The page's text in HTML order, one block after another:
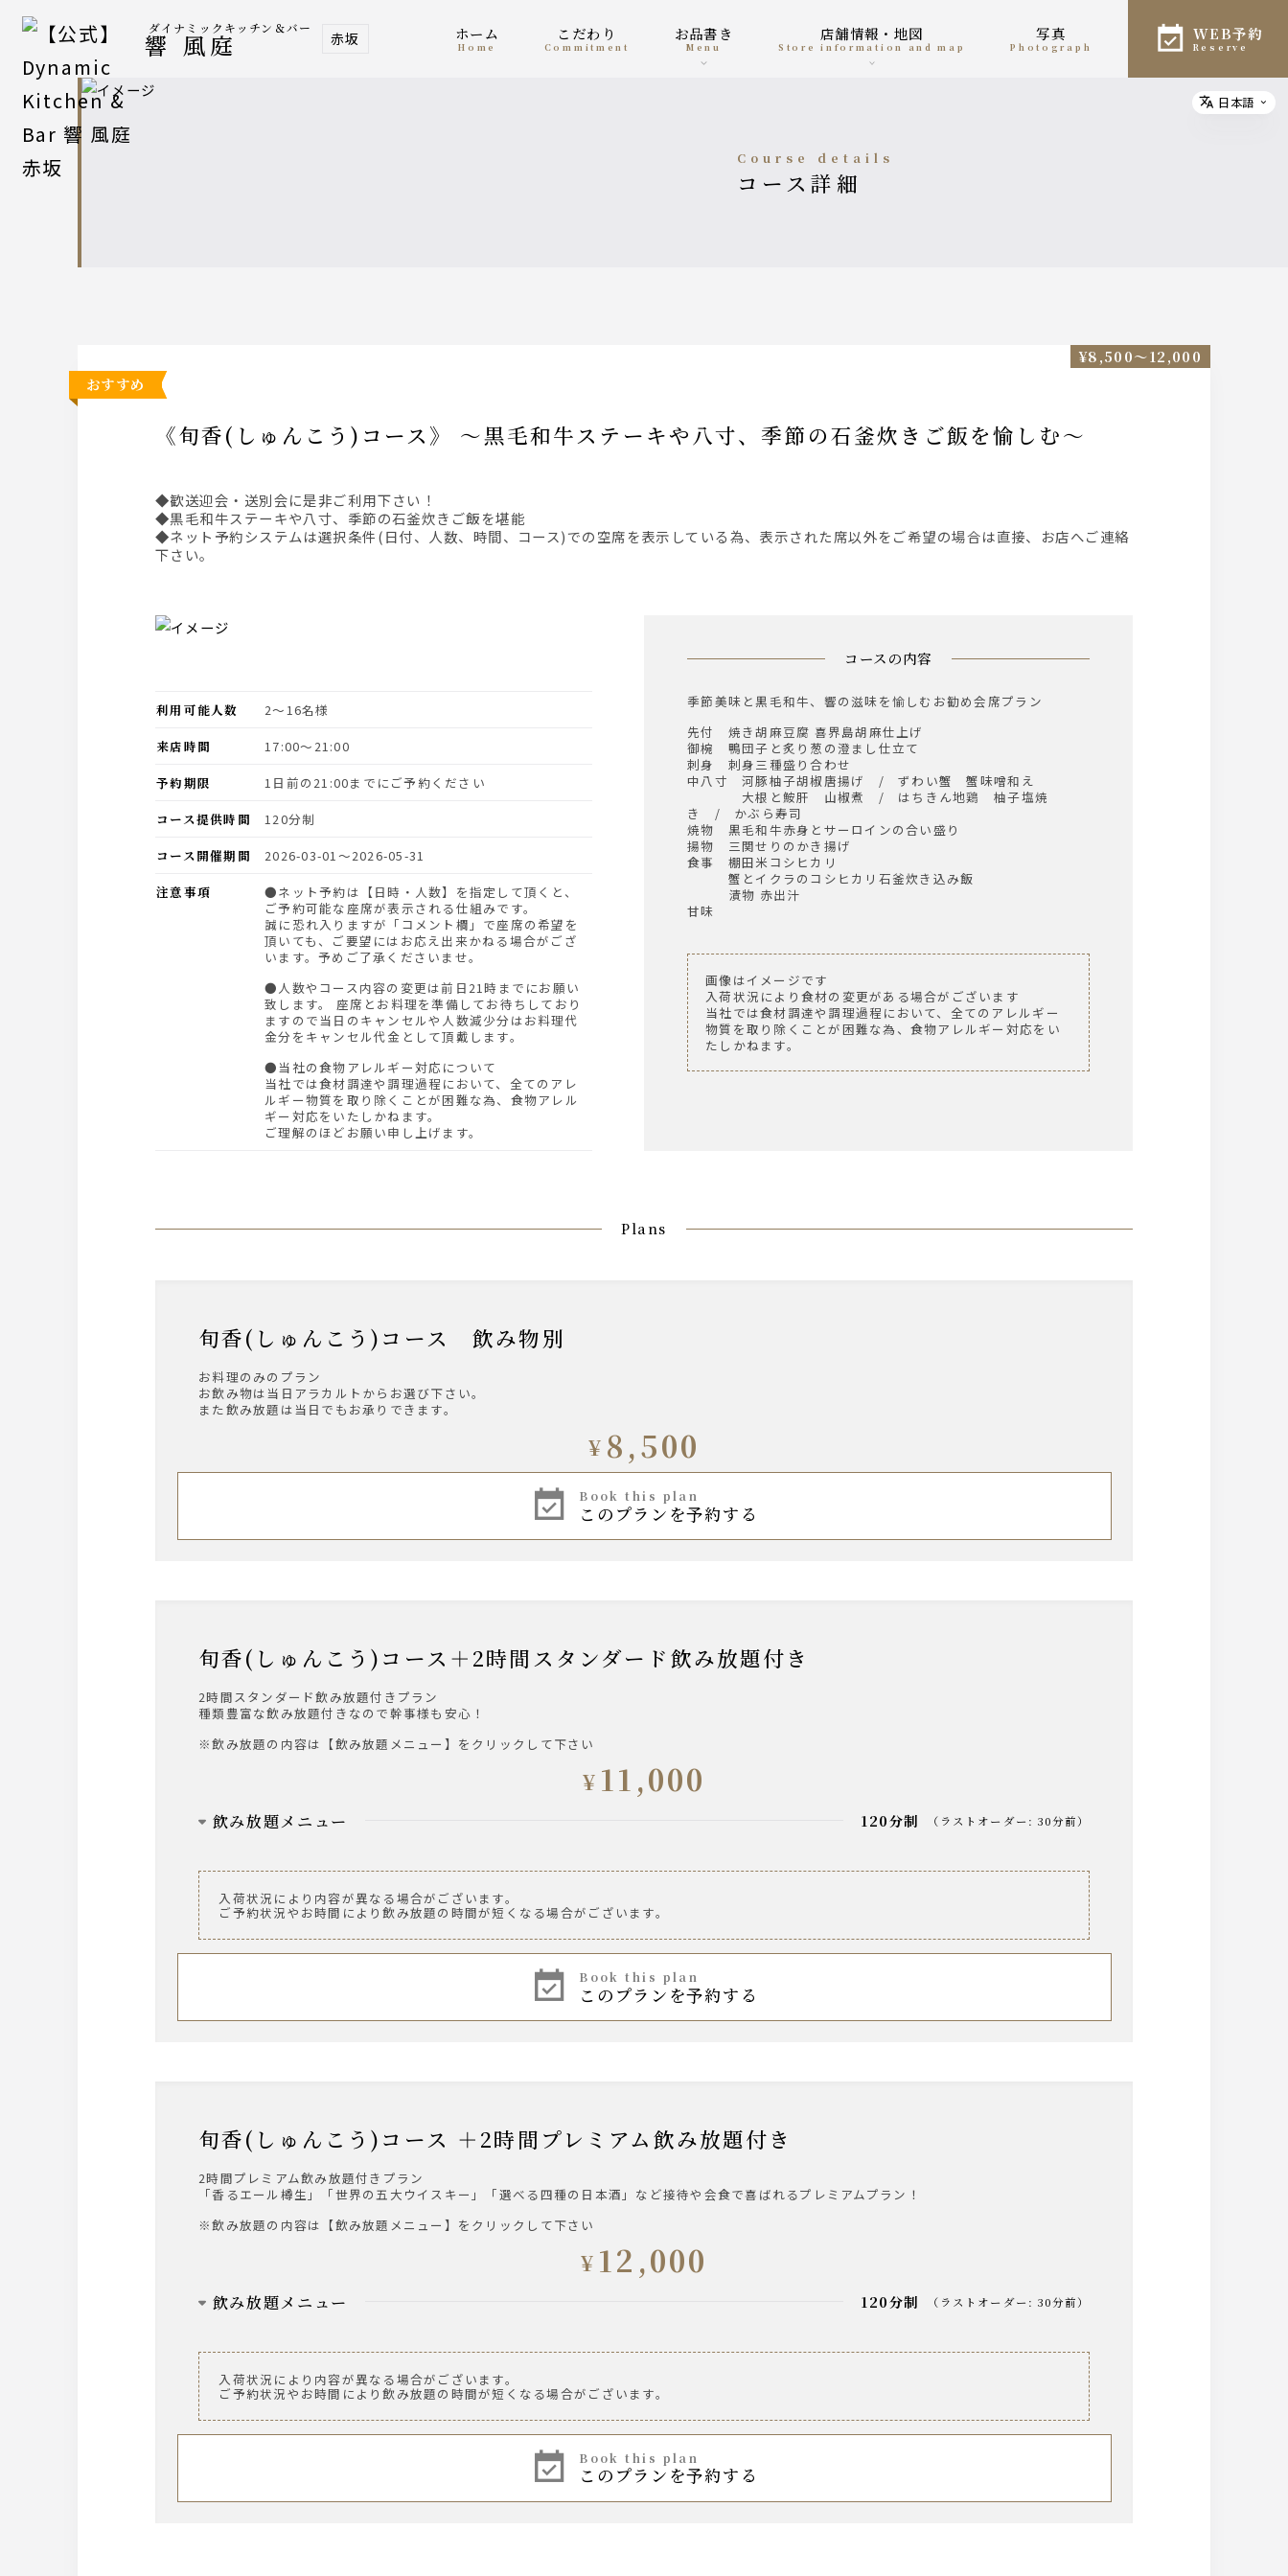
ダイナミックキッチン＆バー
響 風庭 赤坂 ホーム
home
こだわり
Commitment
お品書き
menu
店舗情報・地図
Store information and map
写真
photograph
WEB予約
reserve
course details
コース詳細
おすすめ
《旬香(しゅんこう)コース》 ～黒毛和牛ステーキや八寸、季節の石釜炊きご飯を愉しむ～
◆歓送迎会・送別会に是非ご利用下さい！
◆黒毛和牛ステーキや八寸、季節の石釜炊きご飯を堪能
◆ネット予約システムは選択条件(日付、人数、時間、コース)での空席を表示している為、表示された席以外をご希望の場合は直接、お店へご連絡
下さい。
¥8,500〜12,000
コースの内容
季節美味と黒毛和牛、響の滋味を愉しむお勧め会席プラン
先付 焼き胡麻豆腐 喜界島胡麻仕上げ
御椀 鴨団子と炙り葱の澄まし仕立て
刺身 刺身三種盛り合わせ
中八寸 河豚柚子胡椒唐揚げ / ずわい蟹 蟹味噌和え
大根と鮟肝 山椒煮 / はちきん地鶏 柚子塩焼
き / かぶら寿司
焼物 黒毛和牛赤身とサーロインの合い盛り
揚物 三関せりのかき揚げ
食事 棚田米コシヒカリ
蟹とイクラのコシヒカリ石釜炊き込み飯
漬物 赤出汁
甘味
画像はイメージです
入荷状況により食材の変更がある場合がございます
当社では食材調達や調理過程において、全てのアレルギー
物質を取り除くことが困難な為、食物アレルギー対応をい
たしかねます。
利用可能人数
2〜16名様
来店時間
17:00〜21:00
予約期限
1日前の21:00までにご予約ください
コース提供時間
120分制
コース開催期間
2026-03-01〜2026-05-31
注意事項
●ネット予約は【日時・人数】を指定して頂くと、
ご予約可能な座席が表示される仕組みです。
誠に恐れ入りますが「コメント欄」で座席の希望を
頂いても、ご要望にはお応え出来かねる場合がござ
います。予めご了承くださいませ。
●人数やコース内容の変更は前日21時までにお願い
致します。 座席とお料理を準備してお待ちしており
ますので当日のキャンセルや人数減少分はお料理代
金分をキャンセル代金として頂戴します。
●当社の食物アレルギー対応について
当社では食材調達や調理過程において、全てのアレ
ルギー物質を取り除くことが困難な為、食物アレル
ギー対応をいたしかねます。
ご理解のほどお願い申し上げます。
Plans
旬香(しゅんこう)コース 飲み物別
お料理のみのプラン
お飲み物は当日アラカルトからお選び下さい。
また飲み放題は当日でもお承りできます。
¥ 8,500
book this plan
このプランを予約する
旬香(しゅんこう)コース＋2時間スタンダード飲み放題付き
2時間スタンダード飲み放題付きプラン
種類豊富な飲み放題付きなので幹事様も安心！
※飲み放題の内容は【飲み放題メニュー】をクリックして下さい
¥ 11,000
飲み放題メニュー 120分制 （ ラストオーダー: 30分前）
～AMERICAN～ ジムビーム
サワー
・緑茶ハイ
・柚子サワー
梅酒
梅酒（ロック、水割り、ソーダ割り、お湯割り）
【赤】ヴィッラビアンキ ロッソ
【白】ヴィッラビアンキ ビアンコ
日本酒
聖泉からくち
※冷 又は 燗
※ロック、水割り、ソーダ割り、お湯割り
入荷状況により内容が異なる場合がございます。
ご予約状況やお時間により飲み放題の時間が短くなる場合がございます。
book this plan
このプランを予約する
旬香(しゅんこう)コース ＋2時間プレミアム飲み放題付き
2時間プレミアム飲み放題付きプラン
「香るエール樽生」「世界の五大ウイスキー」「選べる四種の日本酒」など接待や会食で喜ばれるプレミアムプラン！
※飲み放題の内容は【飲み放題メニュー】をクリックして下さい
¥ 12,000
飲み放題メニュー 120分制 （ ラストオーダー: 30分前）
ザ・プレミアム・モルツ 香るエール 樽生
ウィスキー
ジムビーム
入荷状況により内容が異なる場合がございます。
ご予約状況やお時間により飲み放題の時間が短くなる場合がございます。
book this plan
このプランを予約する
Select
日本語